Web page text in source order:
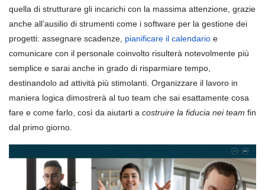
quella di strutturare gli incarichi con la massima attenzione, grazie
anche all’ausilio di strumenti come i software per la gestione dei
progetti: assegnare scadenze, pianificare il calendario e
comunicare con il personale coinvolto risulterà notevolmente più
semplice e sarai anche in grado di risparmiare tempo,
destinandolo ad attività più stimolanti. Organizzare il lavoro in
maniera logica dimostrerà al tuo team che sai esattamente cosa
fare e come farlo, così da aiutarti a costruire la fiducia nei team fin
dal primo giorno.